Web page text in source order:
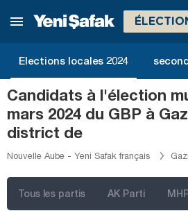
Elections locales 2024
Candidats à l'élection
mars 2024 du GBP à
district de
Nouvelle Aube - Yeni Safak français
Tous les partis AK Parti
Çorum
Diyarbakır
Düzce
Edirne
Elazığ
Erzincan
Eskişehir